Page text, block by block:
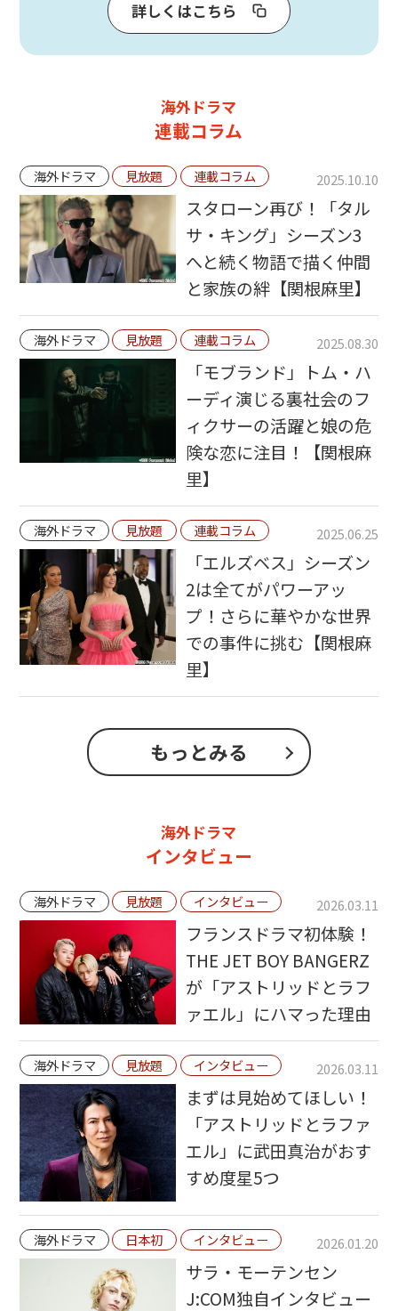
詳しくはこちら
海外ドラマ
連載コラム
海外ドラマ 見放題 連載コラム 2025.10.10
スタローン再び！「タル
サ・キング」シーズン3
へと続く物語で描く仲間
と家族の絆【関根麻里】
海外ドラマ 見放題 連載コラム 2025.08.30
「モブランド」トム・ハ
ーディ演じる裏社会のフ
ィクサーの活躍と娘の危
険な恋に注目！【関根麻
里】
海外ドラマ 見放題 連載コラム 2025.06.25
「エルズベス」シーズン
2は全てがパワーアッ
プ！さらに華やかな世界
での事件に挑む【関根麻
里】
もっとみる
海外ドラマ
インタビュー
海外ドラマ 見放題 インタビュー 2026.03.11
フランスドラマ初体験！
THE JET BOY BANGERZ
が「アストリッドとラフ
ァエル」にハマった理由
海外ドラマ 見放題 インタビュー 2026.03.11
まずは見始めてほしい！
「アストリッドとラファ
エル」に武田真治がおす
すめ度星5つ
海外ドラマ 日本初 インタビュー 2026.01.20
サラ・モーテンセン
J:COM独自インタビュー